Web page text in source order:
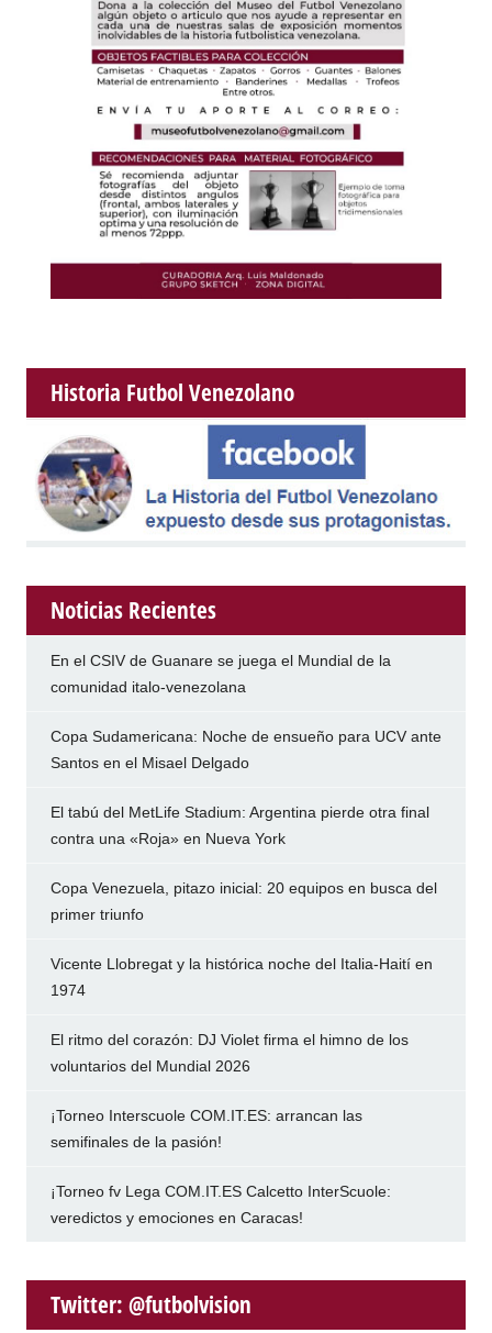
Historia Futbol Venezolano
Noticias Recientes
En el CSIV de Guanare se juega el Mundial de la
comunidad italo-venezolana
Copa Sudamericana: Noche de ensueño para UCV ante
Santos en el Misael Delgado
El tabú del MetLife Stadium: Argentina pierde otra final
contra una «Roja» en Nueva York
Copa Venezuela, pitazo inicial: 20 equipos en busca del
primer triunfo
Vicente Llobregat y la histórica noche del Italia-Haití en
1974
El ritmo del corazón: DJ Violet firma el himno de los
voluntarios del Mundial 2026
¡Torneo Interscuole COM.IT.ES: arrancan las
semifinales de la pasión!
¡Torneo fv Lega COM.IT.ES Calcetto InterScuole:
veredictos y emociones en Caracas!
Twitter: @futbolvision